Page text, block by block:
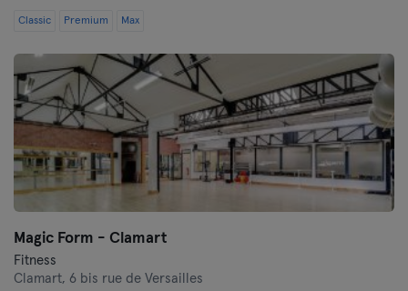
Classic Premium Max
Magic Form - Clamart
Fitness
Clamart, 6 bis rue de Versailles